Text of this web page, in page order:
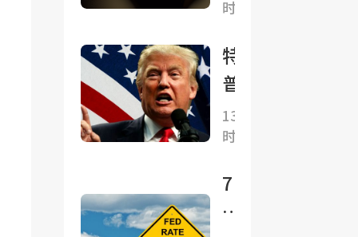
就业
失效
加息
“已
无意
义”
么
办？
胀、
削弱
加
息--
黄金
“双
面得
时前
特朗
普再
度寻
求解
克、
被曝
13小
时前
7
月